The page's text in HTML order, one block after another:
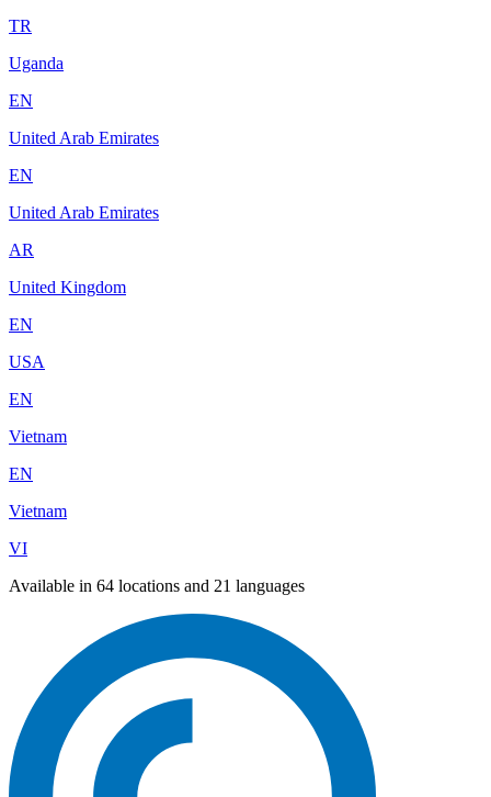
TR
Uganda
EN
United Arab Emirates
EN
United Arab Emirates
AR
United Kingdom
EN
USA
EN
Vietnam
EN
Vietnam
VI
Available in 64 locations and 21 languages